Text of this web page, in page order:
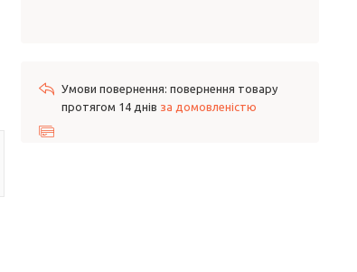
повернення товару
протягом 14 днів за домовленістю